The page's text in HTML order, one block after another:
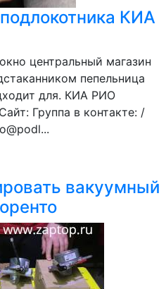
КИА
центральный магазин
пепельница
для. КИА РИО
Группа в контакте: /
вакуумный